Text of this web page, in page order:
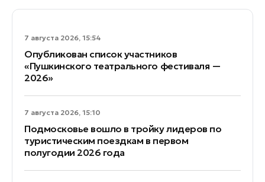
7 августа 2026, 15:54
Опубликован список участников
«Пушкинского театрального фестиваля —
2026»
7 августа 2026, 15:10
Подмосковье вошло в тройку лидеров по
туристическим поездкам в первом
полугодии 2026 года